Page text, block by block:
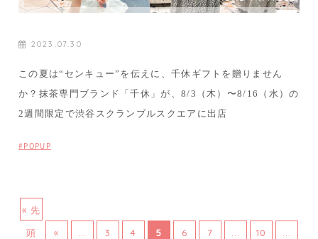
2023.07.30
この夏は“センキュー”を伝えに、千休ギフトを贈りません
か？抹茶専門ブランド「千休」が、8/3（木）〜8/16（水）の
2週間限定で渋谷スクランブルスクエアに出店
POPUP
« 先
頭
« 3 4 5 6 7 10